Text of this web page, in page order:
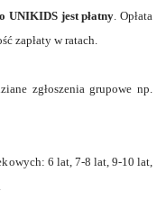
UNIKIDS jest płatny . Opłata
zapłaty w ratach.
zgłoszenia grupowe np.
6 lat, 7-8 lat, 9-10 lat,